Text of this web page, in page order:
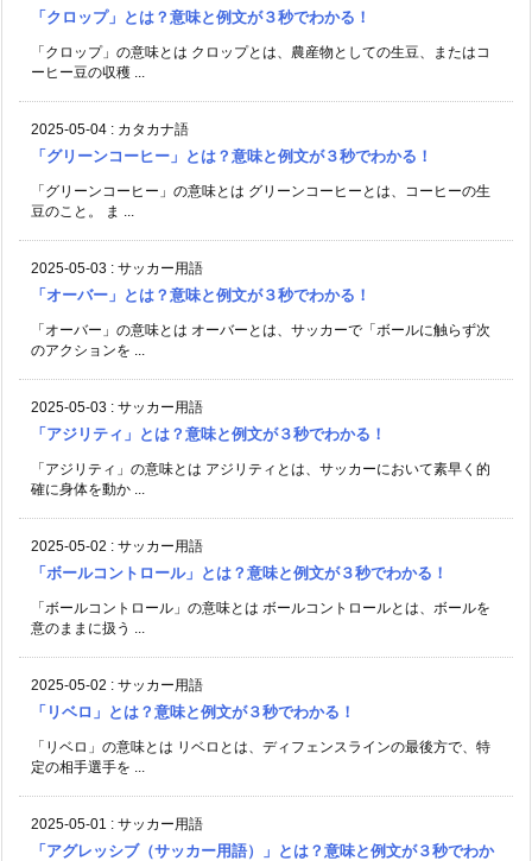
「クロップ」とは？意味と例文が３秒でわかる！
「クロップ」の意味とは クロップとは、農産物としての生豆、またはコ
ーヒー豆の収穫 ...
2025-05-04 : カタカナ語
「グリーンコーヒー」とは？意味と例文が３秒でわかる！
「グリーンコーヒー」の意味とは グリーンコーヒーとは、コーヒーの生
豆のこと。 ま ...
2025-05-03 : サッカー用語
「オーバー」とは？意味と例文が３秒でわかる！
「オーバー」の意味とは オーバーとは、サッカーで「ボールに触らず次
のアクションを ...
2025-05-03 : サッカー用語
「アジリティ」とは？意味と例文が３秒でわかる！
「アジリティ」の意味とは アジリティとは、サッカーにおいて素早く的
確に身体を動か ...
2025-05-02 : サッカー用語
「ボールコントロール」とは？意味と例文が３秒でわかる！
「ボールコントロール」の意味とは ボールコントロールとは、ボールを
意のままに扱う ...
2025-05-02 : サッカー用語
「リベロ」とは？意味と例文が３秒でわかる！
「リベロ」の意味とは リベロとは、ディフェンスラインの最後方で、特
定の相手選手を ...
2025-05-01 : サッカー用語
「アグレッシブ（サッカー用語）」とは？意味と例文が３秒でわか